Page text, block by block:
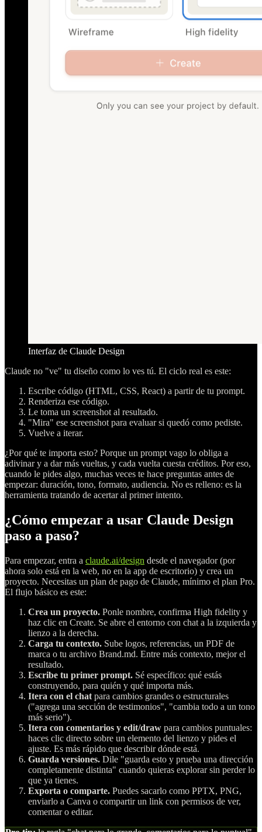
Interfaz de Claude Design
Claude no "ve" tu diseño como lo ves tú. El ciclo real es este:
Escribe código (HTML, CSS, React) a partir de tu prompt.
Renderiza ese código.
Le toma un screenshot al resultado.
"Mira" ese screenshot para evaluar si quedó como pediste.
Vuelve a iterar.
¿Por qué te importa esto? Porque un prompt vago lo obliga a
adivinar y a dar más vueltas, y cada vuelta cuesta créditos. Por eso,
cuando le pides algo, muchas veces te hace preguntas antes de
empezar: duración, tono, formato, audiencia. No es relleno: es la
herramienta tratando de acertar al primer intento.
¿Cómo empezar a usar Claude Design
paso a paso?
Para empezar, entra a claude.ai/design desde el navegador (por
ahora solo está en la web, no en la app de escritorio) y crea un
proyecto. Necesitas un plan de pago de Claude, mínimo el plan Pro.
El flujo básico es este:
Crea un proyecto. Ponle nombre, confirma High fidelity y
haz clic en Create. Se abre el entorno con chat a la izquierda y
lienzo a la derecha.
Carga tu contexto. Sube logos, referencias, un PDF de
marca o tu archivo Brand.md. Entre más contexto, mejor el
resultado.
Escribe tu primer prompt. Sé específico: qué estás
construyendo, para quién y qué importa más.
Itera con el chat para cambios grandes o estructurales
("agrega una sección de testimonios", "cambia todo a un tono
más serio").
Itera con comentarios y edit/draw para cambios puntuales:
haces clic directo sobre un elemento del lienzo y pides el
ajuste. Es más rápido que describir dónde está.
Guarda versiones. Dile "guarda esto y prueba una dirección
completamente distinta" cuando quieras explorar sin perder lo
que ya tienes.
Exporta o comparte. Puedes sacarlo como PPTX, PNG,
enviarlo a Canva o compartir un link con permisos de ver,
comentar o editar.